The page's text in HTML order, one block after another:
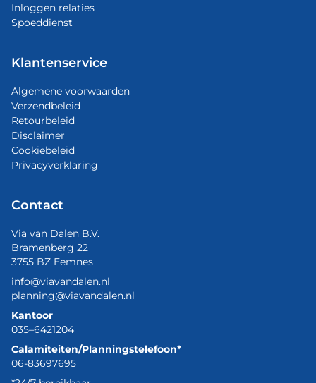
Inloggen relaties
Spoeddienst
Klantenservice
Algemene voorwaarden
Verzendbeleid
Retourbeleid
Disclaimer
Cookiebeleid
Privacyverklaring
Contact
Via van Dalen B.V.
Bramenberg 22
3755 BZ Eemnes
info@viavandalen.nl
planning@viavandalen.nl
Kantoor
035–6421204
Calamiteiten/Planningstelefoon*
06-83697695